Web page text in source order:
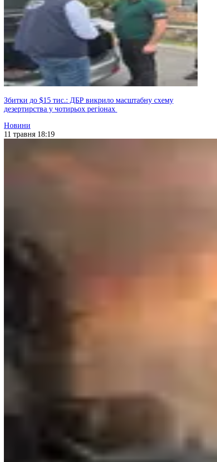
Збитки до $15 тис.: ДБР викрило масштабну схему
дезертирства у чотирьох регіонах
Новини
11 травня 18:19